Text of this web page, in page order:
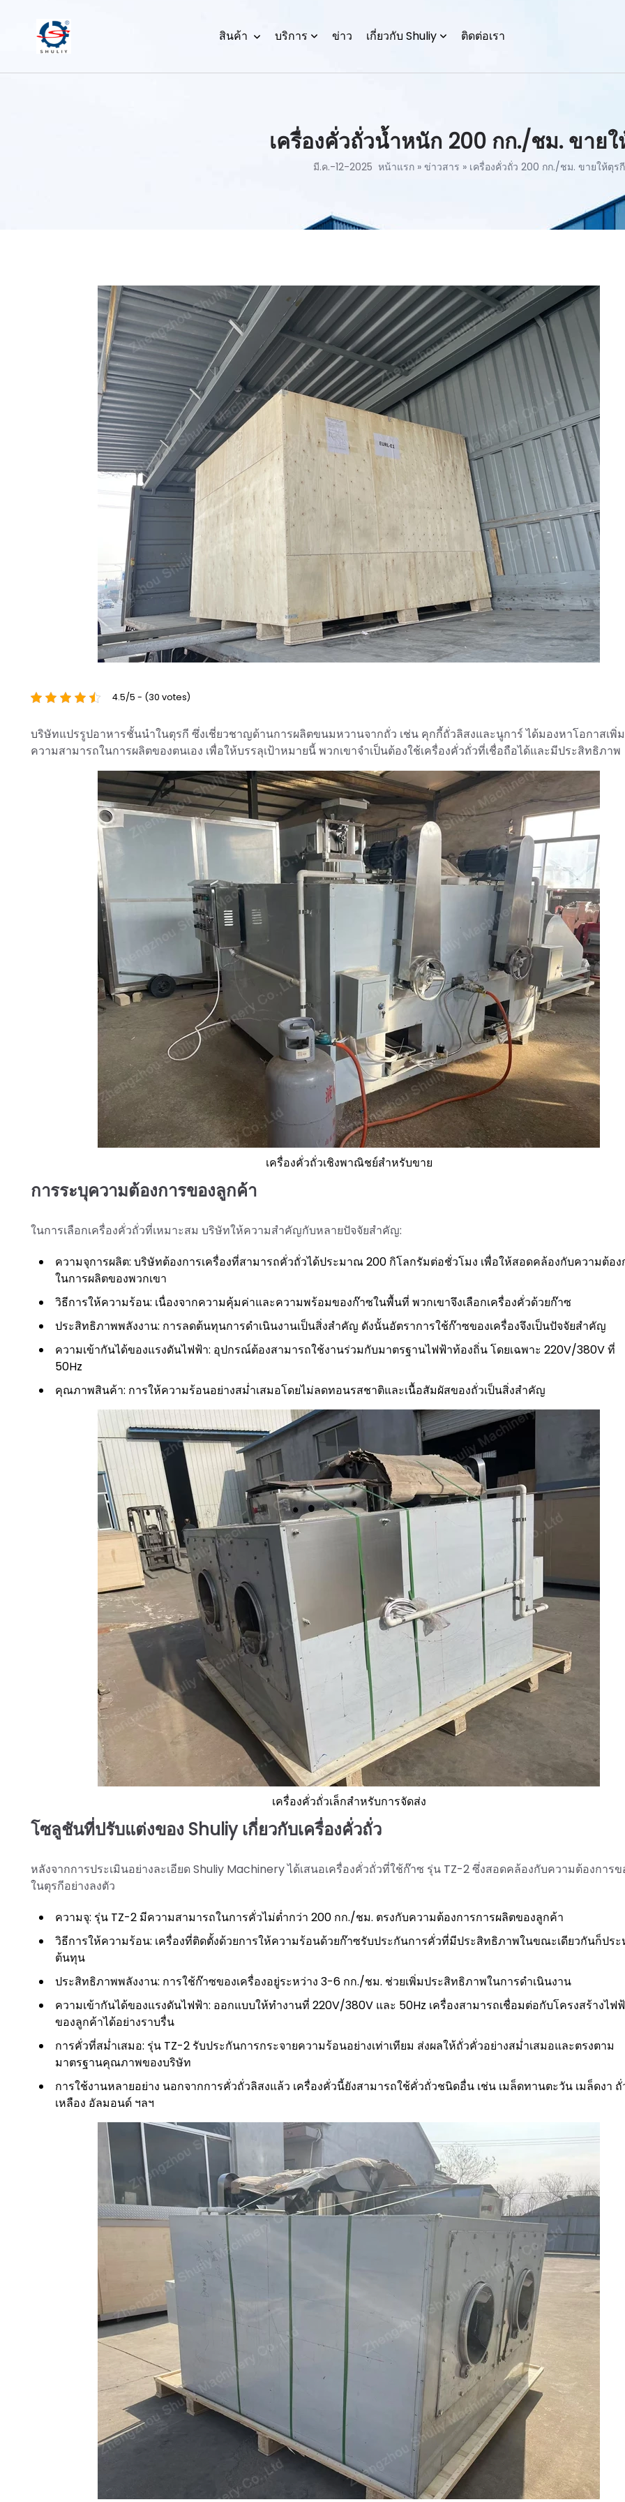
สินค้า บริการ ข่าว เกี่ยวกับ Shuliy ติดต่อเรา
เครื่องคั่วถั่วน้ำหนัก 200 กก./ชม. ขาย
มี.ค.-12-2025 หน้าแรก» ข่าวสาร » เครื่องคั่วถั่ว 200 กก./ชม. ขายให้ตุรกี
4.5/5 - (30 votes)
บริษัทแปรรูปอาหารชั้นนำในตุรกี ซึ่งเชี่ยวชาญด้านการผลิตขนมหวานจากถั่ว เช่น คุกกี้ถั่วลิสงและนูการ์ ได้มองหาโอกาสเพิ่
ความสามารถในการผลิตของตนเอง เพื่อให้บรรลุเป้าหมายนี้ พวกเขาจำเป็นต้องใช้เครื่องคั่วถั่วที่เชื่อถือได้และมีประสิทธิภาพ
เครื่องคั่วถั่วเชิงพาณิชย์สำหรับขาย
การระบุความต้องการของลูกค้า
ในการเลือกเครื่องคั่วถั่วที่เหมาะสม บริษัทให้ความสำคัญกับหลายปัจจัยสำคัญ:
ความจุการผลิต: บริษัทต้องการเครื่องที่สามารถคั่วถั่วได้ประมาณ 200 กิโลกรัมต่อชั่วโมง เพื่อให้สอดคล้องกับความต้อง
ในการผลิตของพวกเขา
วิธีการให้ความร้อน: เนื่องจากความคุ้มค่าและความพร้อมของก๊าซในพื้นที่ พวกเขาจึงเลือกเครื่องคั่วด้วยก๊าซ
ประสิทธิภาพพลังงาน: การลดต้นทุนการดำเนินงานเป็นสิ่งสำคัญ ดังนั้นอัตราการใช้ก๊าซของเครื่องจึงเป็นปัจจัยสำคัญ
ความเข้ากันได้ของแรงดันไฟฟ้า: อุปกรณ์ต้องสามารถใช้งานร่วมกับมาตรฐานไฟฟ้าท้องถิ่น โดยเฉพาะ 220V/380V ที่
50Hz
คุณภาพสินค้า: การให้ความร้อนอย่างสม่ำเสมอโดยไม่ลดทอนรสชาติและเนื้อสัมผัสของถั่วเป็นสิ่งสำคัญ
เครื่องคั่วถั่วเล็กสำหรับการจัดส่ง
โซลูชันที่ปรับแต่งของ Shuliy เกี่ยวกับเครื่องคั่วถั่ว
หลังจากการประเมินอย่างละเอียด Shuliy Machinery ได้เสนอเครื่องคั่วถั่วที่ใช้ก๊าซ รุ่น TZ-2 ซึ่งสอดคล้องกับความต้องการ
ในตุรกีอย่างลงตัว
ความจุ: รุ่น TZ-2 มีความสามารถในการคั่วไม่ต่ำกว่า 200 กก./ชม. ตรงกับความต้องการการผลิตของลูกค้า
วิธีการให้ความร้อน: เครื่องที่ติดตั้งด้วยการให้ความร้อนด้วยก๊าซรับประกันการคั่วที่มีประสิทธิภาพในขณะเดียวกันก็ปร
ต้นทุน
ประสิทธิภาพพลังงาน: การใช้ก๊าซของเครื่องอยู่ระหว่าง 3-6 กก./ชม. ช่วยเพิ่มประสิทธิภาพในการดำเนินงาน
ความเข้ากันได้ของแรงดันไฟฟ้า: ออกแบบให้ทำงานที่ 220V/380V และ 50Hz เครื่องสามารถเชื่อมต่อกับโครงสร้างไฟ
ของลูกค้าได้อย่างราบรื่น
การคั่วที่สม่ำเสมอ: รุ่น TZ-2 รับประกันการกระจายความร้อนอย่างเท่าเทียม ส่งผลให้ถั่วคั่วอย่างสม่ำเสมอและตรงตาม
มาตรฐานคุณภาพของบริษัท
การใช้งานหลายอย่าง นอกจากการคั่วถั่วลิสงแล้ว เครื่องคั่วนี้ยังสามารถใช้คั่วถั่วชนิดอื่น เช่น เมล็ดทานตะวัน เมล็ดงา ถั่
เหลือง อัลมอนด์ ฯลฯ